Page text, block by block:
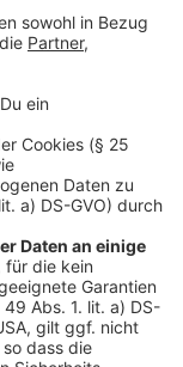
will ihn
einem Floß